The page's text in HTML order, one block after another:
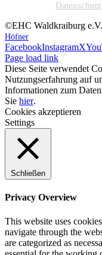
Datenschutz
©EHC Waldkraiburg
Höfner
FacebookInstagramX
Page load link
Diese Seite verwendet
Nutzungserfahrung auf
Informationen zum
Sie hier.
Cookies akzeptieren
Settings
Schließen
Privacy Overview
This website uses
navigate through the
are categorized as